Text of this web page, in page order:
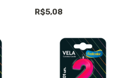
R$5,08